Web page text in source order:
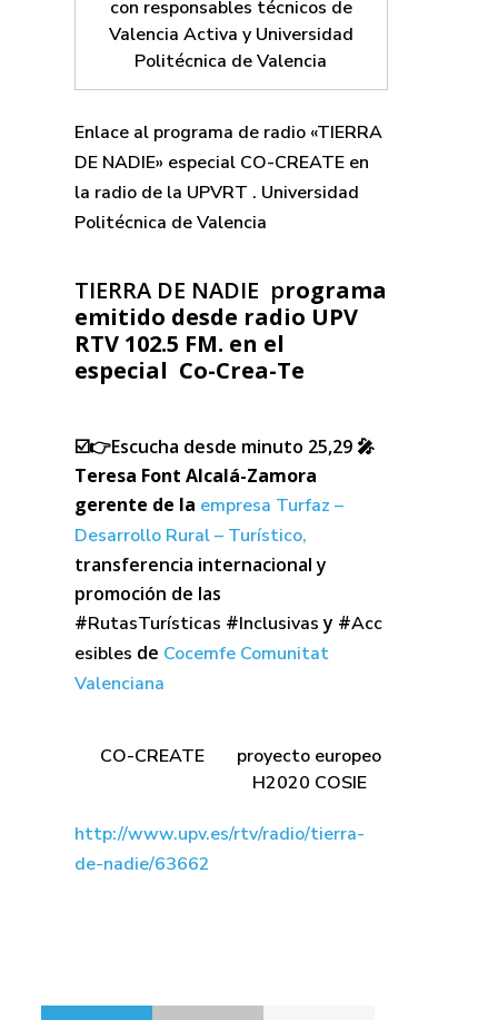
con responsables técnicos de
Valencia Activa y Universidad
Politécnica de Valencia
Enlace al programa de radio «TIERRA
DE NADIE» especial CO-CREATE en
la radio de la UPVRT . Universidad
Politécnica de Valencia
TIERRA DE NADIE programa
emitido desde radio UPV
RTV 102.5 FM. en el
especial Co-Crea-Te
☑️👉Escucha desde minuto 25,29 🎤
Teresa Font Alcalá-Zamora
gerente de la empresa Turfaz –
Desarrollo Rural – Turístico,
transferencia internacional y
promoción de las
#RutasTurísticas #Inclusivasy #Acc
esibles de Cocemfe Comunitat
Valenciana
CO-CREATE
proyecto europeo
H2020 COSIE
http://www.upv.es/rtv/radio/tierra-
de-nadie/63662